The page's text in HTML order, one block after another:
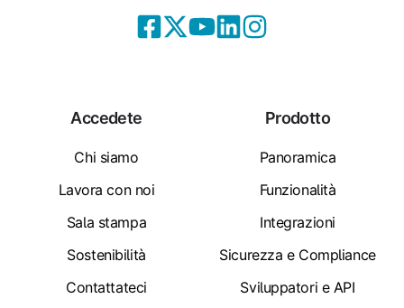
Accedete
Chi siamo
Lavora con noi
Sala stampa
Sostenibilità
Contattateci
Prodotto
Panoramica
Funzionalità
Integrazioni
Sicurezza e Compliance
Sviluppatori e API